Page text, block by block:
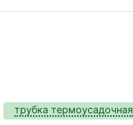
трубка термоусадочная